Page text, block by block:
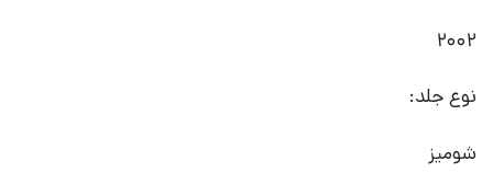
2002
نوع جلد:
شومیز